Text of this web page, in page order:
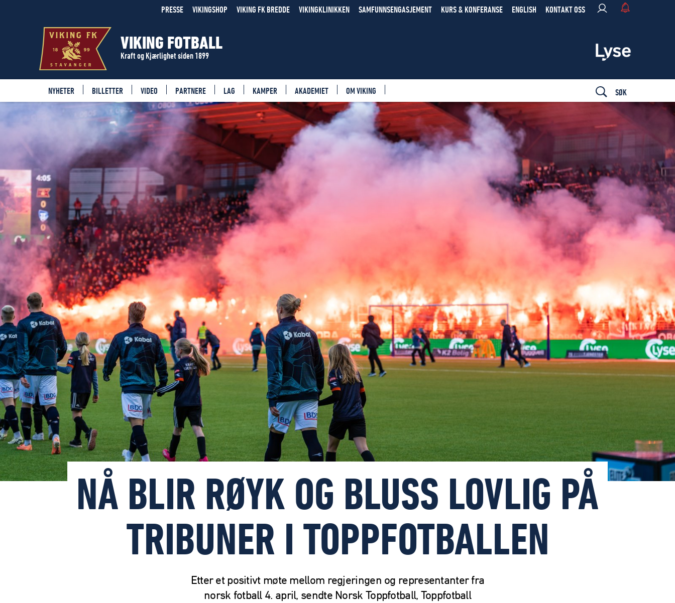
PRESSE VIKINGSHOP VIKING FK BREDDE VIKINGKLINIKKEN SAMFUNNSENGASJEMENT KURS & KONFERANSE ENGLISH KONTAKT OSS
VIKING FOTBALL
Kraft og Kjærlighet siden 1899
NYHETER BILLETTER VIDEO PARTNERE LAG KAMPER AKADEMIET OM VIKING SØK
NÅ BLIR RØYK OG BLUSS LOVLIG PÅ
TRIBUNER I TOPPFOTBALLEN
Etter et positivt møte mellom regjeringen og representanter fra
norsk fotball 4. april, sendte Norsk Toppfotball, Toppfotball